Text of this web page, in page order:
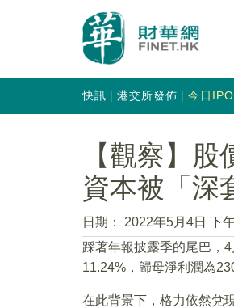
快訊 港交所發佈 今日IPO
【觀察】
資本被「深
日期：
2022年5月4日 下
踩著年報披露季的尾巴，
11.24%，歸母淨利潤為
在此背景下，格力依然兌